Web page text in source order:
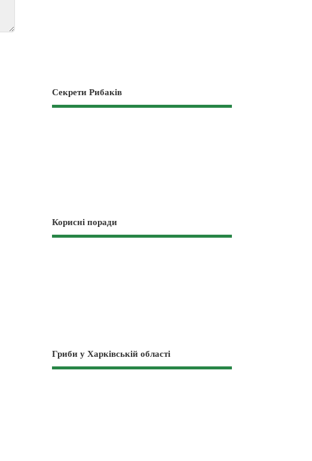
Секрети Рибаків
Корисні поради
Гриби у Харківській області